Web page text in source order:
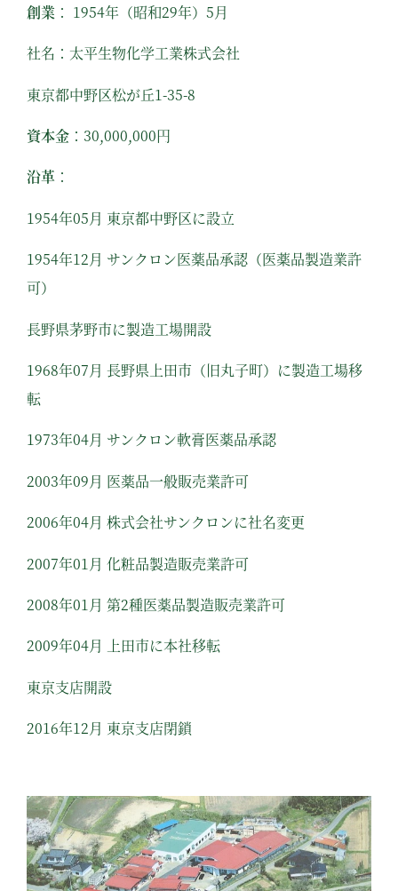
創業 ： 1954年（昭和29年）5⽉
社名：太平⽣物化学⼯業株式会社
東京都中野区松が丘1-35-8
資本⾦ ：30,000,000円
沿⾰ ：
1954年05⽉ 東京都中野区に設⽴
1954年12⽉ サンクロン医薬品承認（医薬品製造業許
可）
⻑野県茅野市に製造⼯場開設
1968年07⽉ ⻑野県上⽥市（旧丸⼦町）に製造⼯場移
転
1973年04⽉ サンクロン軟膏医薬品承認
2003年09⽉ 医薬品⼀般販売業許可
2006年04⽉ 株式会社サンクロンに社名変更
2007年01⽉ 化粧品製造販売業許可
2008年01⽉ 第2種医薬品製造販売業許可
2009年04⽉ 上⽥市に本社移転
東京⽀店開設
2016年12⽉ 東京⽀店閉鎖